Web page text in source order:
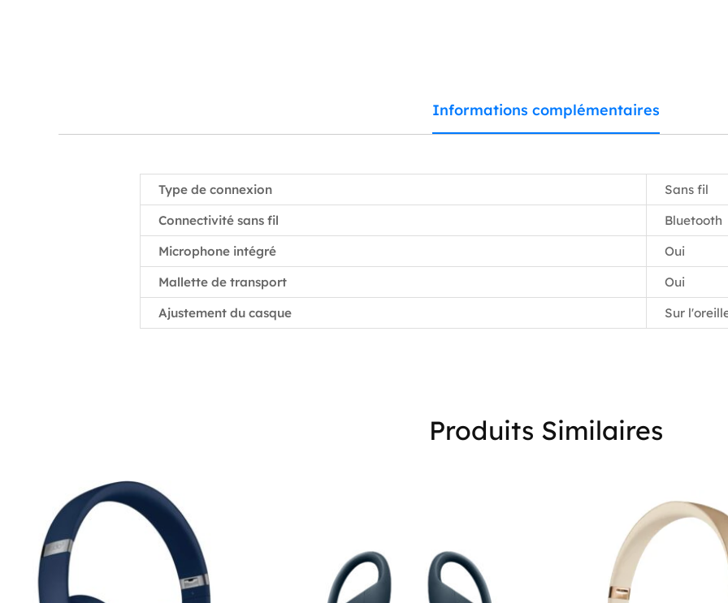
Informations complémentaires
Type de connexion
Sans fil
Connectivité sans fil
Bluetooth
Microphone intégré
Oui
Mallette de transport
Oui
Ajustement du casque
Sur
Produits Similaires